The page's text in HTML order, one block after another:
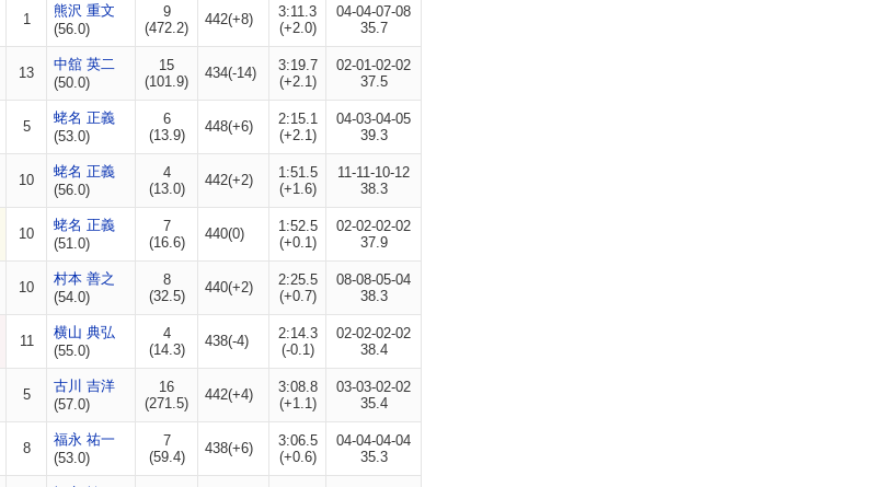
1
熊沢 重文
(56.0)
9
(472.2)
442(+8)
3:11.3
(+2.0)
04-04-07-08
35.7
13
中舘 英二
(50.0)
15
(101.9)
434(-14)
3:19.7
(+2.1)
02-01-02-02
37.5
5
蛯名 正義
(53.0)
6
(13.9)
448(+6)
2:15.1
(+2.1)
04-03-04-05
39.3
10
蛯名 正義
(56.0)
4
(13.0)
442(+2)
1:51.5
(+1.6)
11-11-10-12
38.3
10
蛯名 正義
(51.0)
7
(16.6)
440(0)
1:52.5
(+0.1)
02-02-02-02
37.9
10
村本 善之
(54.0)
8
(32.5)
440(+2)
2:25.5
(+0.7)
08-08-05-04
38.3
11
横山 典弘
(55.0)
4
(14.3)
438(-4)
2:14.3
(-0.1)
02-02-02-02
38.4
5
古川 吉洋
(57.0)
16
(271.5)
442(+4)
3:08.8
(+1.1)
03-03-02-02
35.4
8
福永 祐一
(53.0)
7
(59.4)
438(+6)
3:06.5
(+0.6)
04-04-04-04
35.3